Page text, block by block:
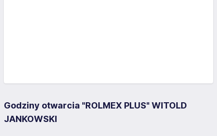
Godziny otwarcia "ROLMEX PLUS" WITOLD
JANKOWSKI